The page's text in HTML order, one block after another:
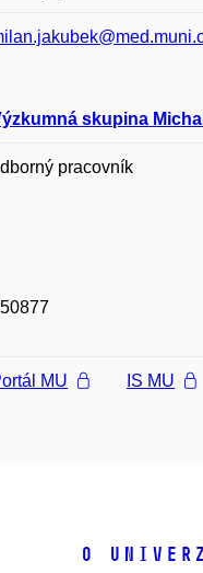
skupina
pracovník
MU IS MU
O